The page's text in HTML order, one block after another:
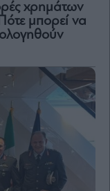
χρημάτων
μπορεί να